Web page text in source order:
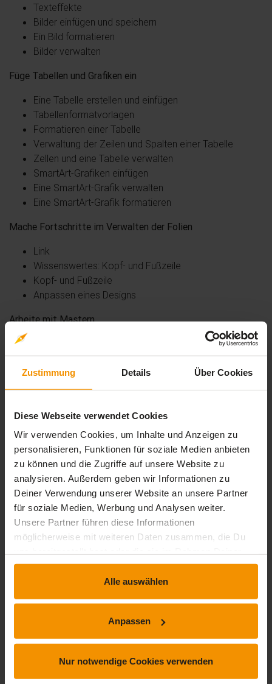
Zustimmung Details Über Cookies
Diese Webseite verwendet Cookies
Wir verwenden Cookies, um Inhalte und Anzeigen zu
personalisieren, Funktionen für soziale Medien anbieten
zu können und die Zugriffe auf unsere Website zu
analysieren. Außerdem geben wir Informationen zu
Deiner Verwendung unserer Website an unsere Partner
für soziale Medien, Werbung und Analysen weiter.
Unsere Partner führen diese Informationen
möglicherweise mit weiteren Daten zusammen, die Du
Nutzung der Dienste gesammelt haben.
Alle auswählen
Anpassen
Nur notwendige Cookies verwenden
Texteffekte
Bilder einfügen und speichern
Ein Bild formatieren
Bilder verwalten
Füge Tabellen und Grafiken ein
Eine Tabelle erstellen und einfügen
Tabellenformatvorlagen
Formatieren einer Tabelle
Verwaltung der Zeilen und Spalten einer Tabelle
Zellen und eine Tabelle verwalten
SmartArt-Grafiken einfügen
Eine SmartArt-Grafik verwalten
Eine SmartArt-Grafik formatieren
Mache Fortschritte im Verwalten der Folien
Link
Wissenswertes: Kopf- und Fußzeile
Kopf- und Fußzeile
Anpassen eines Designs
Arbeite mit Mastern
Folienmaster verwenden
Layouts ändern
Die Platzhalter eines Folienmasters ändern
Notizenmaster
Handzettelmaster
Stufe 3: Profis - Kenntnisse
für Fortgeschrittene
Dieses Modul bietet eine interaktive Schulung, die aus 33
Lektionsvideos, 33 praktischen Aufgaben sowie 6
theoretischen Aufgaben mit zusätzlichen Informationen
besteht.
Verschönere Deine Präsentation mit Grafikobjekten
Diagramme einfügen
Einzelne Elemente eines Diagramms auswählen und
Die Diagrammdaten
Layout von Diagrammelementen
Ein Diagramm formatieren